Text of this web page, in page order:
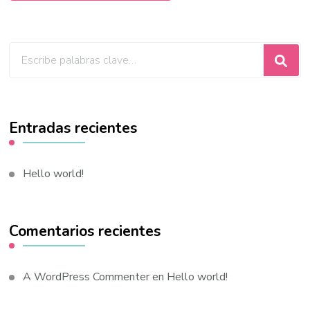
Entradas recientes
Hello world!
Comentarios recientes
A WordPress Commenteren Hello world!